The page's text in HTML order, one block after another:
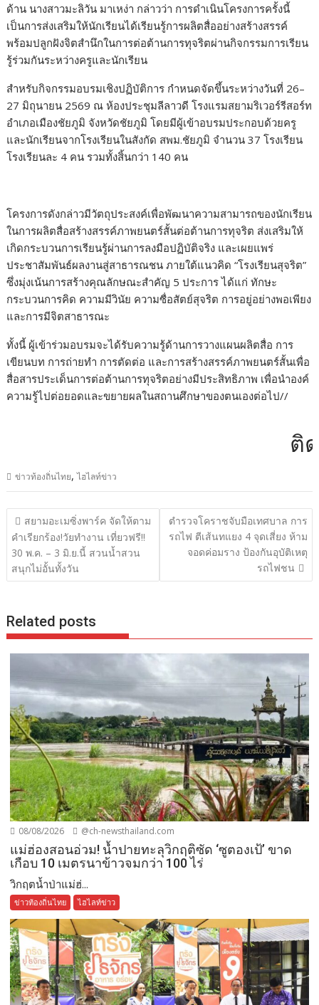
ด้าน นางสาวมะลิวัน มาเหง่า กล่าวว่า การดำเนินโครงการครั้งนี้
เป็นการส่งเสริมให้นักเรียนได้เรียนรู้การผลิตสื่ออย่างสร้างสรรค์
พร้อมปลูกฝังจิตสำนึกในการต่อต้านการทุจริตผ่านกิจกรรมการเรียน
รู้ร่วมกันระหว่างครูและนักเรียน
สำหรับกิจกรรมอบรมเชิงปฏิบัติการ กำหนดจัดขึ้นระหว่างวันที่ 26–
27 มิถุนายน 2569 ณ ห้องประชุมลีลาวดี โรงแรมสยามริเวอร์รีสอร์ท
อำเภอเมืองชัยภูมิ จังหวัดชัยภูมิ โดยมีผู้เข้าอบรมประกอบด้วยครู
และนักเรียนจากโรงเรียนในสังกัด สพม.ชัยภูมิ จำนวน 37 โรงเรียน
โรงเรียนละ 4 คน รวมทั้งสิ้นกว่า 140 คน
โครงการดังกล่าวมีวัตถุประสงค์เพื่อพัฒนาความสามารถของนักเรียน
ในการผลิตสื่อสร้างสรรค์ภาพยนตร์สั้นต่อต้านการทุจริต ส่งเสริมให้
เกิดกระบวนการเรียนรู้ผ่านการลงมือปฏิบัติจริง และเผยแพร่
ประชาสัมพันธ์ผลงานสู่สาธารณชน ภายใต้แนวคิด “โรงเรียนสุจริต”
ซึ่งมุ่งเน้นการสร้างคุณลักษณะสำคัญ 5 ประการ ได้แก่ ทักษะ
กระบวนการคิด ความมีวินัย ความซื่อสัตย์สุจริต การอยู่อย่างพอเพียง
และการมีจิตสาธารณะ
ทั้งนี้ ผู้เข้าร่วมอบรมจะได้รับความรู้ด้านการวางแผนผลิตสื่อ การ
เขียนบท การถ่ายทำ การตัดต่อ และการสร้างสรรค์ภาพยนตร์สั้นเพื่อ
สื่อสารประเด็นการต่อต้านการทุจริตอย่างมีประสิทธิภาพ เพื่อนำองค์
ความรู้ไปต่อยอดและขยายผลในสถานศึกษาของตนเองต่อไป//
ติดต่
ข่าวท้องถิ่นไทย,ไฮไลท์ข่าว
แนะแนว
เรื่อง
สยามอะเมซิ่งพาร์ค จัดให้ตาม
คำเรียกร้อง!วัยทำงาน เที่ยวฟรี!!
30 พ.ค. – 3 มิ.ย.นี้ สวนน้ำสวน
สนุกไม่อั้นทั้งวัน
ตำรวจโคราชจับมือเทศบาล การ
รถไฟ ตีเส้นทแยง 4 จุดเสี่ยง ห้าม
จอดค่อมราง ป้องกันอุบัติเหตุ
รถไฟชน
Related posts
08/08/2026 @ch-newsthailand.com
แม่ฮ่องสอนอ่วม! น้ำปายทะลุวิกฤติซัด ‘ซูตองเป้’ ขาด
เกือบ 10 เมตรนาข้าวจมกว่า 100 ไร่
วิกฤตน้ำป่าแม่ฮ่...
ข่าวท้องถิ่นไทย ไฮไลท์ข่าว